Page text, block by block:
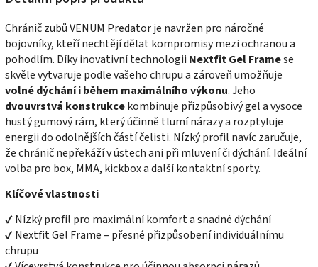
Chránič zubů VENUM Predator je navržen pro náročné
bojovníky, kteří nechtějí dělat kompromisy mezi ochranou a
pohodlím. Díky inovativní technologii Nextfit Gel Framese
skvěle vytvaruje podle vašeho chrupu a zároveň umožňuje
volné dýchání i během maximálního výkonu. Jeho
dvouvrstvá konstrukcekombinuje přizpůsobivý gel a vysoce
hustý gumový rám, který účinně tlumí nárazy a rozptyluje
energii do odolnějších částí čelisti. Nízký profil navíc zaručuje,
že chránič nepřekáží v ústech ani při mluvení či dýchání. Ideální
volba pro box, MMA, kickbox a další kontaktní sporty.
Klíčové vlastnosti
✔ Nízký profil pro maximální komfort a snadné dýchání
✔ Nextfit Gel Frame – přesné přizpůsobení individuálnímu
chrupu